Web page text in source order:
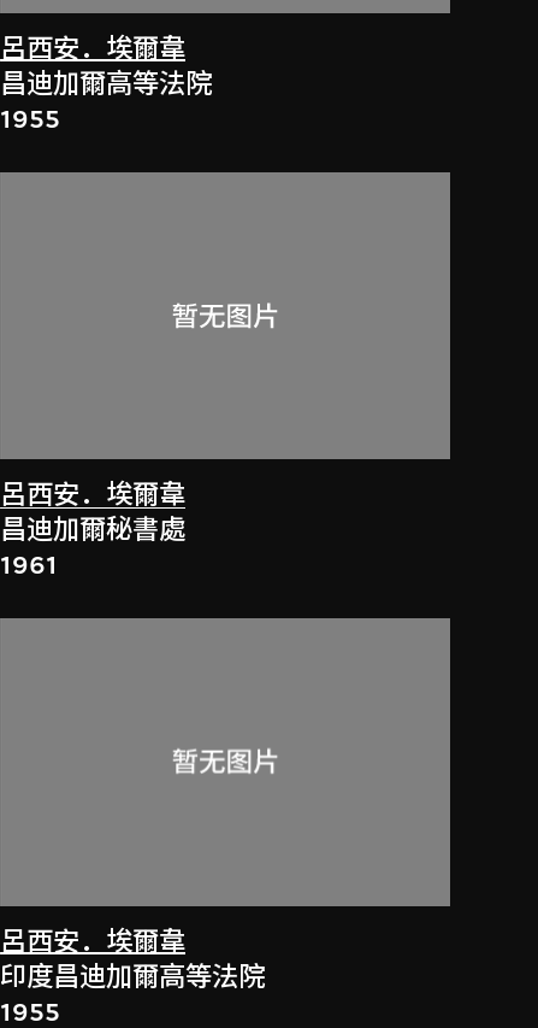
呂西安．埃爾韋
昌迪加爾高等法院
1955
呂西安．埃爾韋
昌迪加爾秘書處
1961
呂西安．埃爾韋
印度昌迪加爾高等法院
1955